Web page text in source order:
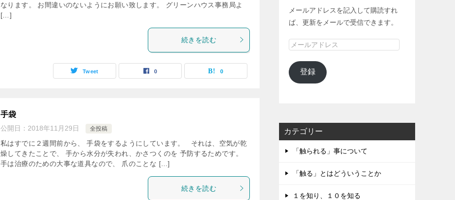
なります。 お間違いのないようにお願い致します。 グリーンハウス事務局よ
[…]
続きを読む
Tweet 0 0
手袋
公開日： 2018年11月29日 全投稿
私はすでに２週間前から、 手袋をするようにしています。 それは、空気が乾
燥してきたことで、 手から水分が失われ、かさつくのを 予防するためです。
手は治療のための大事な道具なので、 爪のことな […]
続きを読む
メールアドレスを記入して購読すれ
ば、更新をメールで受信できます。
メ
ル
ア
登録
カテゴリー
「触られる」事について
「触る」とはどういうことか
１を知り、１０を知る